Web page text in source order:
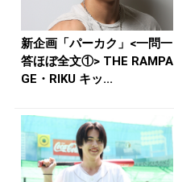
新企画「パーカク」<一問一
答ほぼ全文①> THE RAMPA
GE・RIKU キッ...